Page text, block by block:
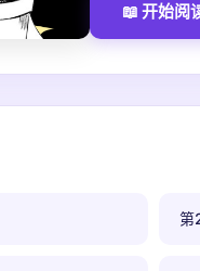
📖 开始阅
第